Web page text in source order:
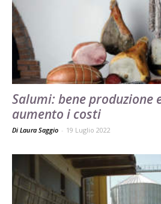
Salumi: bene produzione
aumento i costi
Di Laura Saggio - 19 Luglio 2022